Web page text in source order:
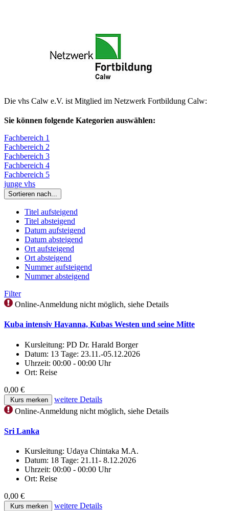
Die vhs Calw e.V. ist Mitglied im Netzwerk Fortbildung Calw:
Sie können folgende Kategorien auswählen:
Fachbereich 1
Fachbereich 2
Fachbereich 3
Fachbereich 4
Fachbereich 5
junge vhs
Sortieren nach...
Titel aufsteigend
Titel absteigend
Datum aufsteigend
Datum absteigend
Ort aufsteigend
Ort absteigend
Nummer aufsteigend
Nummer absteigend
Filter
Online-Anmeldung nicht möglich, siehe Details
Kuba intensiv Havanna, Kubas Westen und seine Mitte
Kursleitung: PD Dr. Harald Borger
Datum: 13 Tage: 23.11.-05.12.2026
Uhrzeit: 00:00 - 00:00 Uhr
Ort: Reise
0,00 €
Kurs merken
weitere Details
Online-Anmeldung nicht möglich, siehe Details
Sri Lanka
Kursleitung: Udaya Chintaka M.A.
Datum: 18 Tage: 21.11- 8.12.2026
Uhrzeit: 00:00 - 00:00 Uhr
Ort: Reise
0,00 €
Kurs merken
weitere Details